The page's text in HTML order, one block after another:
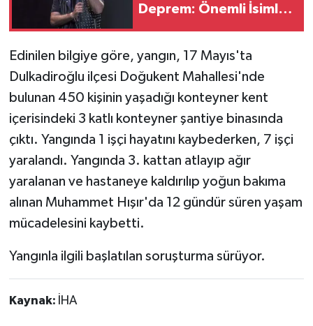
Deprem: Önemli İsimler
Edinilen bilgiye göre, yangın, 17 Mayıs'ta
Dulkadiroğlu ilçesi Doğukent Mahallesi'nde
bulunan 450 kişinin yaşadığı konteyner kent
içerisindeki 3 katlı konteyner şantiye binasında
çıktı. Yangında 1 işçi hayatını kaybederken, 7 işçi
yaralandı. Yangında 3. kattan atlayıp ağır
yaralanan ve hastaneye kaldırılıp yoğun bakıma
alınan Muhammet Hışır'da 12 gündür süren yaşam
mücadelesini kaybetti.
Yangınla ilgili başlatılan soruşturma sürüyor.
Kaynak: İHA